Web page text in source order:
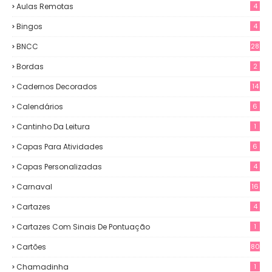
Aulas Remotas 4
Bingos 4
BNCC 28
Bordas 2
Cadernos Decorados 14
Calendários 6
Cantinho Da Leitura 1
Capas Para Atividades 6
Capas Personalizadas 4
Carnaval 16
Cartazes 4
Cartazes Com Sinais De Pontuação 1
Cartões 80
Chamadinha 1